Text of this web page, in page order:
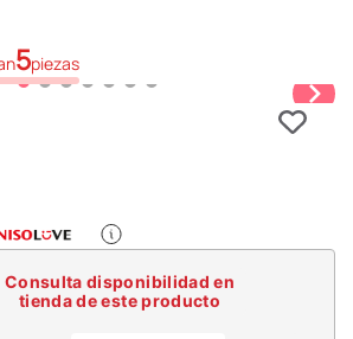
5piezas
Consulta disponibilidad en
tienda de este producto